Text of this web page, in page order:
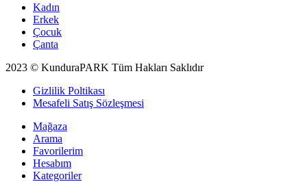
Kadın
Erkek
Çocuk
Çanta
2023 © KunduraPARK Tüm Hakları Saklıdır
Gizlilik Poltikası
Mesafeli Satış Sözleşmesi
Mağaza
Arama
Favorilerim
Hesabım
Kategoriler